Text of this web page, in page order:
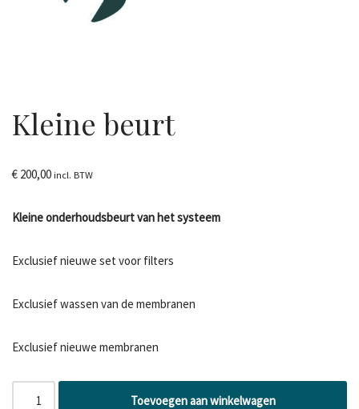
Kleine beurt
€ 200,00 incl. BTW
Kleine onderhoudsbeurt van het systeem
Exclusief nieuwe set voor filters
Exclusief wassen van de membranen
Exclusief nieuwe membranen
Toevoegen aan winkelwagen